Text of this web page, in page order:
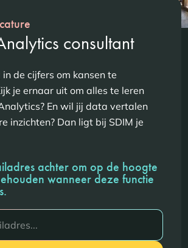
consultant
de cijfers om kansen te
je ernaar uit om alles te leren
En wil jij data vertalen
inzichten? Dan ligt bij SDIM je
achter om op de hoogte
wanneer deze functie